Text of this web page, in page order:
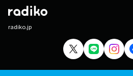
radiko.jp